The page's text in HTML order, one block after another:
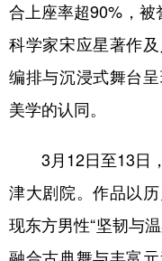
合上座率超90%，被
科学家宋应星著作
编排与沉浸式舞台
美学的认同。
3月12日至13日，
津大剧院。作品以
现东方男性“坚韧与
融合古典舞与丰富